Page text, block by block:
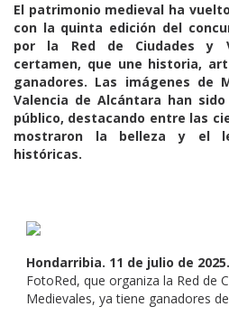
El patrimonio medieval ha
con la quinta edición del
por la Red de Ciudades y
certamen, que une historia,
ganadores. Las imágenes de
Valencia de Alcántara han
público, destacando entre las
mostraron la belleza y el
históricas.
Hondarribia. 11 de julio de 2025.
FotoRed, que organiza la Red de
Medievales, ya tiene ganadores